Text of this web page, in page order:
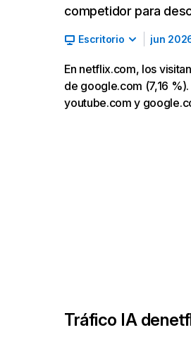
competidor para
Escritorio jun
En netflix.com, los
de google.com (7,16
youtube.com y
Tráfico IA de